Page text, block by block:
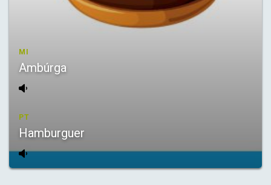
MI
Ambúrga
PT
Hamburguer